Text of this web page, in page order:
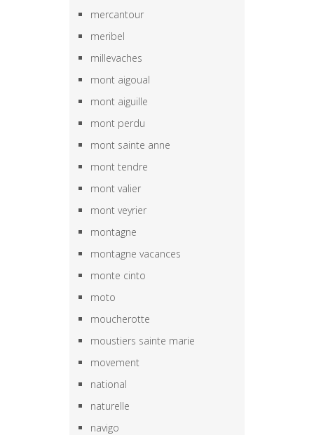
mercantour
meribel
millevaches
mont aigoual
mont aiguille
mont perdu
mont sainte anne
mont tendre
mont valier
mont veyrier
montagne
montagne vacances
monte cinto
moto
moucherotte
moustiers sainte marie
movement
national
naturelle
navigo